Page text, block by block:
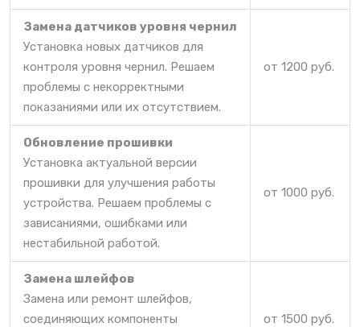
Замена датчиков уровня чернил
Установка новых датчиков для
контроля уровня чернил. Решаем
проблемы с некорректными
показаниями или их отсутствием.
от 1200 руб.
Обновление прошивки
Установка актуальной версии
прошивки для улучшения работы
устройства. Решаем проблемы с
зависаниями, ошибками или
нестабильной работой.
от 1000 руб.
Замена шлейфов
Замена или ремонт шлейфов,
соединяющих компоненты
от 1500 руб.